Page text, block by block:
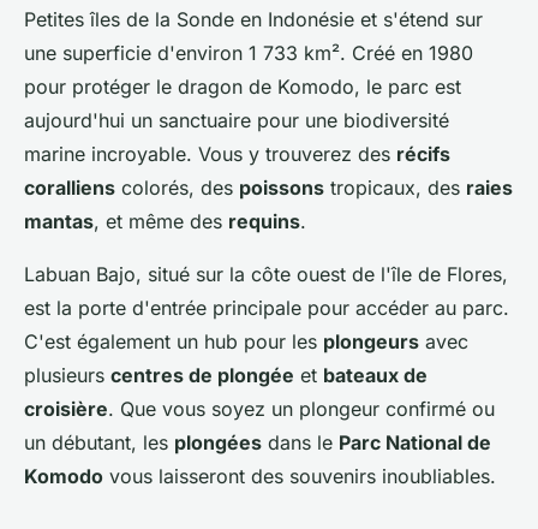
Petites îles de la Sonde en Indonésie et s'étend sur
une superficie d'environ 1 733 km². Créé en 1980
pour protéger le dragon de Komodo, le parc est
aujourd'hui un sanctuaire pour une biodiversité
marine incroyable. Vous y trouverez des récifs
coralliens colorés, des poissons tropicaux, des raies
mantas, et même des requins.
Labuan Bajo, situé sur la côte ouest de l'île de Flores,
est la porte d'entrée principale pour accéder au parc.
C'est également un hub pour les plongeurs avec
plusieurs centres de plongée et bateaux de
croisière. Que vous soyez un plongeur confirmé ou
un débutant, les plongées dans le Parc National de
Komodo vous laisseront des souvenirs inoubliables.